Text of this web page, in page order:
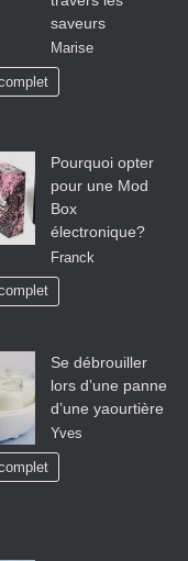
saveurs
Marise
Pourquoi opter
pour une Mod
Box
électronique?
Franck
Se débrouiller
lors d’une panne
d’une yaourtière
Yves